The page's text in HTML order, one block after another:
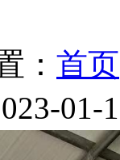
： 首页
01-